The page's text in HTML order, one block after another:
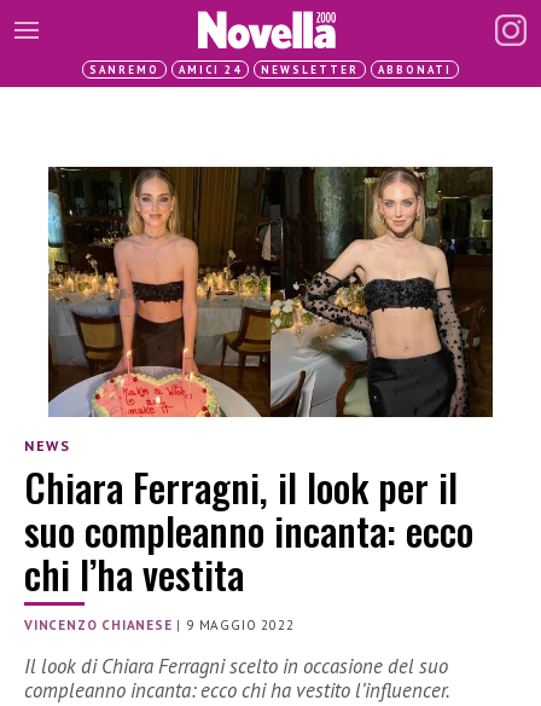
SANREMO AMICI 24 NEWSLETTER ABBONATI
NEWS
Chiara Ferragni, il look per il
suo compleanno incanta: ecco
chi l’ha vestita
VINCENZO CHIANESE | 9 MAGGIO 2022
Il look di Chiara Ferragni scelto in occasione del suo
compleanno incanta: ecco chi ha vestito l’influencer.